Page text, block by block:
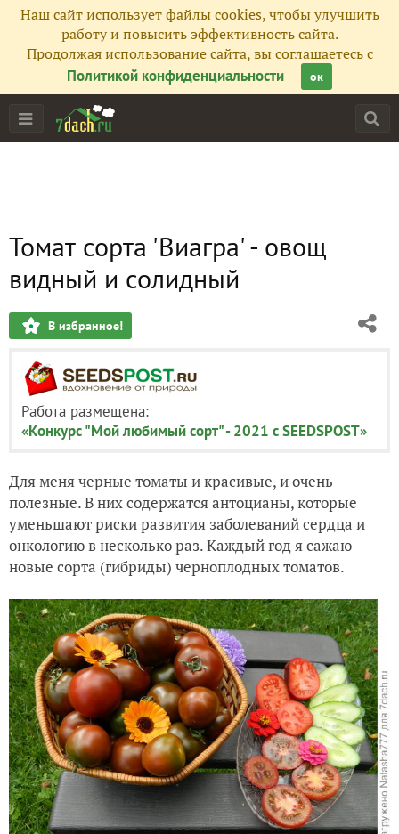
Наш сайт использует файлы cookies, чтобы улучшить
работу и повысить эффективность сайта.
Продолжая использование сайта, вы соглашаетесь с
Политикой конфиденциальности
ок
Томат сорта 'Виагра' - овощ
видный и солидный
В избранное!
Работа размещена:
«Конкурс "Мой любимый сорт" - 2021 с SEEDSPOST»
Для меня черные томаты и красивые, и очень
полезные. В них содержатся антоцианы, которые
уменьшают риски развития заболеваний сердца и
онкологию в несколько раз. Каждый год я сажаю
новые сорта (гибриды) черноплодных томатов.